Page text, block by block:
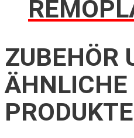
ZUBEHÖR
ÄHNLICHE
PRODUKTE